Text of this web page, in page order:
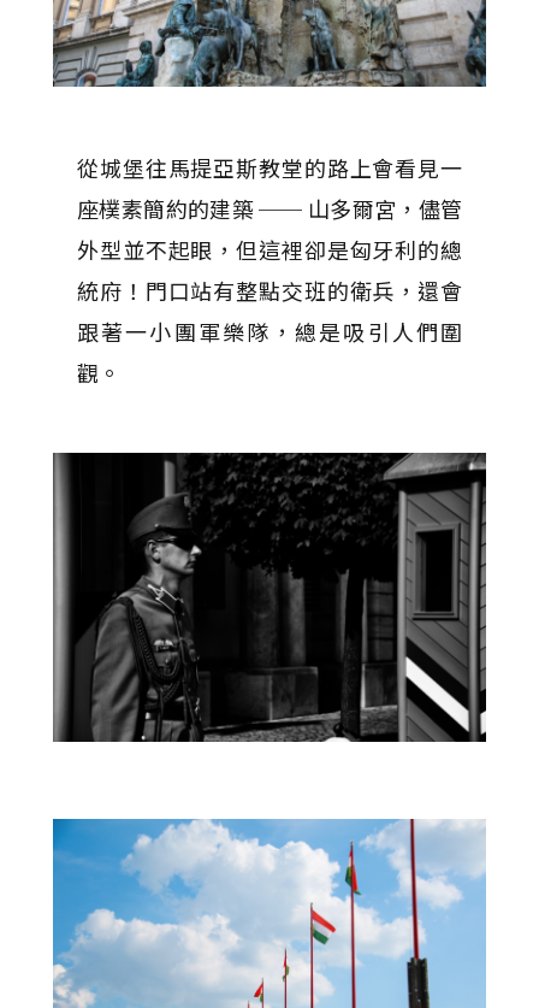
從城堡往馬提亞斯教堂的路上會看見一
座樸素簡約的建築 ── 山多爾宮，儘管
外型並不起眼，但這裡卻是匈牙利的總
統府！門口站有整點交班的衛兵，還會
跟著一小團軍樂隊，總是吸引人們圍
觀。